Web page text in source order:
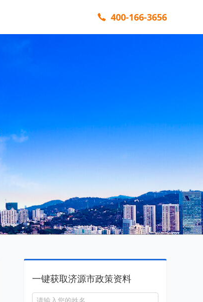
400-166-3656
一键获取济源市政策资料